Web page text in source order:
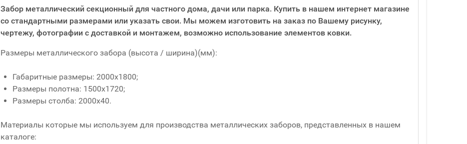
Забор металлический секционный для частного дома, дачи или парка. Купить в нашем интернет магазине
со стандартными размерами или указать свои. Мы можем изготовить на заказ по Вашему рисунку,
чертежу, фотографии с доставкой и монтажем, возможно использование элементов ковки.
Размеры металлического забора (высота / ширина)(мм):
Габаритные размеры: 2000х1800;
Размеры полотна: 1500х1720;
Размеры столба: 2000х40.
Материалы которые мы используем для производства металлических заборов, представленных в нашем
каталоге: